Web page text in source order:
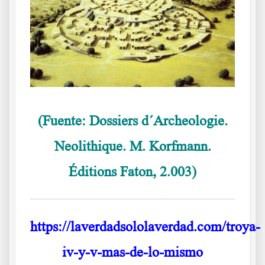
(Fuente: Dossiers d´Archeologie.
Neolithique. M. Korfmann.
Éditions Faton, 2.003)
https://laverdadsololaverdad.com/troya-
iv-y-v-mas-de-lo-mismo